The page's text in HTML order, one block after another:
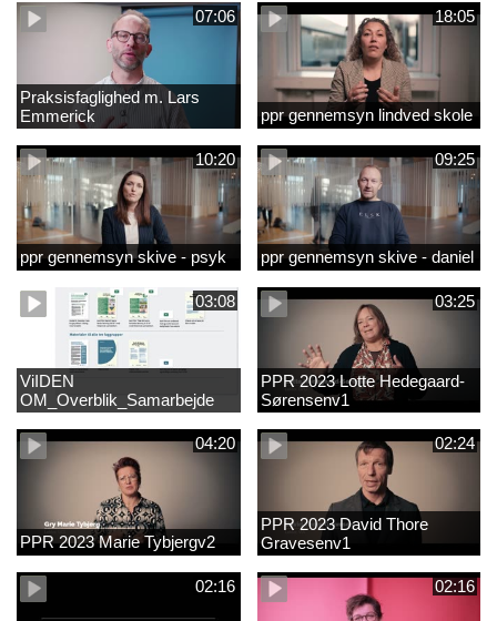
07:06
Praksisfaglighed m. Lars
Emmerick
18:05
ppr gennemsyn lindved skole
10:20
ppr gennemsyn skive - psyk
09:25
ppr gennemsyn skive - daniel
03:08
ViIDEN
OM_Overblik_Samarbejde
med forældre om sproglig
udvikling og forebyggelse af
læsevanskelighede
03:25
PPR 2023 Lotte Hedegaard-
Sørensenv1
04:20
PPR 2023 Marie Tybjergv2
02:24
PPR 2023 David Thore
Gravesenv1
02:16 02:16